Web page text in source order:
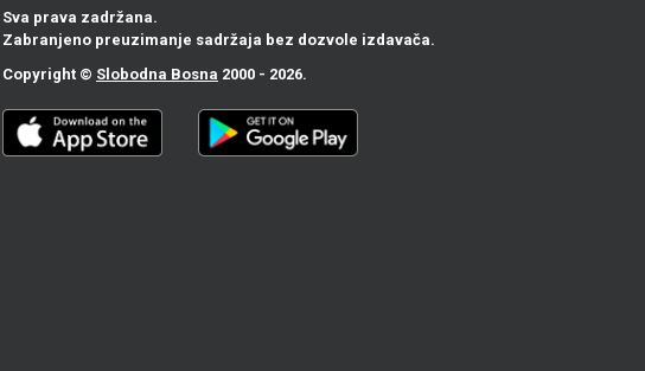
Sva prava zadržana.
Zabranjeno preuzimanje sadržaja bez dozvole izdavača.
Copyright © Slobodna Bosna 2000 - 2026.